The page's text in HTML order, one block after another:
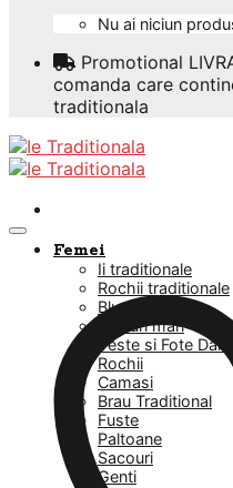
Nu ai niciun
Promotional
comanda care
traditionala
Femei
Ii traditionale
Rochii traditionale
Bluze
Masuri mari
Veste si Fote Dama
Rochii
Camasi
Brau Traditional
Fuste
Paltoane
Sacouri
Genti